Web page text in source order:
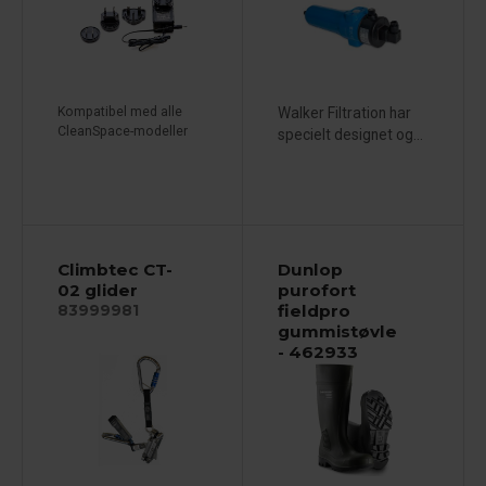
Kompatibel med alle
CleanSpace-modeller
Walker Filtration har
specielt designet og...
Climbtec CT-
02 glider
83999981
Dunlop
purofort
fieldpro
gummistøvle
- 462933